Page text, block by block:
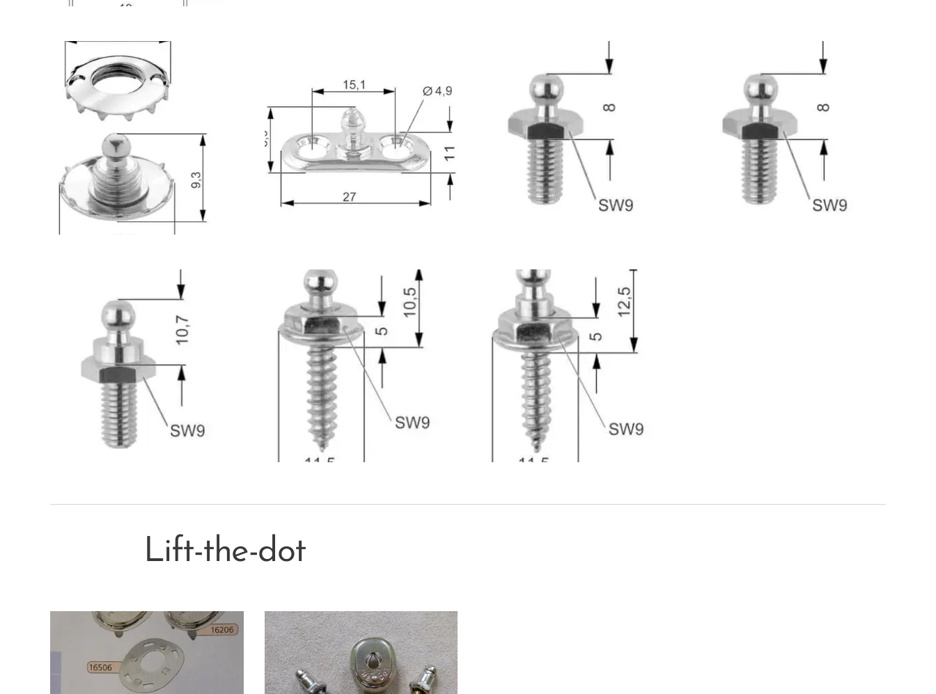
Lift-the-dot